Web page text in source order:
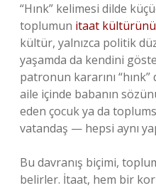
“Hınk” kelimesi dilde
toplumun itaat
kültür, yalnızca politik
yaşamda da kendini
patronun kararını
aile içinde babanın
eden çocuk ya da
vatandaş — hepsi aynı
Bu davranış biçimi,
belirler. İtaat, hem bir